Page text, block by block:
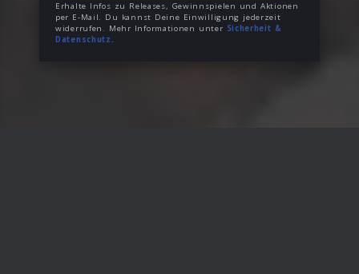
Erhalte Infos zu Releases, Gewinnspielen und Aktionen
per E-Mail. Du kannst Deine Einwilligung jederzeit
widerrufen. Mehr Informationen unter Sicherheit &
Datenschutz .